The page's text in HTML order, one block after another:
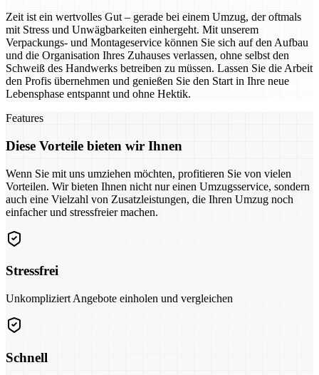
Zeit ist ein wertvolles Gut – gerade bei einem Umzug, der oftmals
mit Stress und Unwägbarkeiten einhergeht. Mit unserem
Verpackungs- und Montageservice können Sie sich auf den Aufbau
und die Organisation Ihres Zuhauses verlassen, ohne selbst den
Schweiß des Handwerks betreiben zu müssen. Lassen Sie die Arbeit
den Profis übernehmen und genießen Sie den Start in Ihre neue
Lebensphase entspannt und ohne Hektik.
Features
Diese Vorteile bieten wir Ihnen
Wenn Sie mit uns umziehen möchten, profitieren Sie von vielen
Vorteilen. Wir bieten Ihnen nicht nur einen Umzugsservice, sondern
auch eine Vielzahl von Zusatzleistungen, die Ihren Umzug noch
einfacher und stressfreier machen.
Stressfrei
Unkompliziert Angebote einholen und vergleichen
Schnell